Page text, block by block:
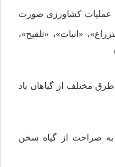
عملیات کشاورزی صورت
«انبات»، «تلقیح»،
مختلف از گیاهان یاد
به صراحت از گیاه سخن